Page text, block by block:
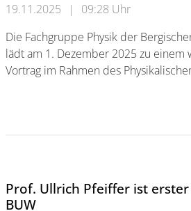
19.11.2025 |
09:28 Uhr
Die Fachgruppe Physik der
lädt am 1. Dezember 2025 zu einem
Vortrag im Rahmen des
Prof. Ullrich Pfeiffer ist
BUW